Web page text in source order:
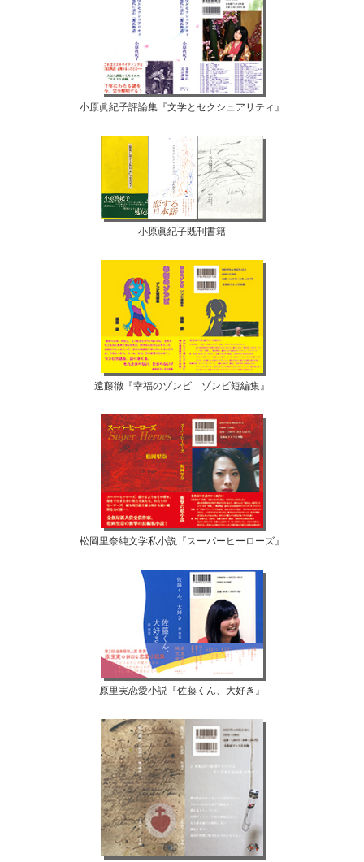
小原眞紀子評論集『文学とセクシュアリティ』
小原眞紀子既刊書籍
遠藤徹『幸福のゾンビ ゾンビ短編集』
松岡里奈純文学私小説『スーパーヒーローズ』
原里実恋愛小説『佐藤くん、大好き』